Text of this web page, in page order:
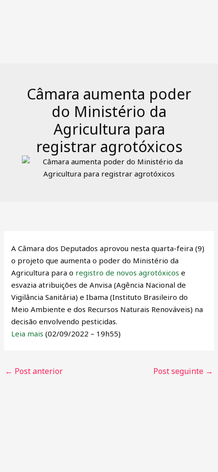
Câmara aumenta poder
do Ministério da
Agricultura para
registrar agrotóxicos
A Câmara dos Deputados aprovou nesta quarta-feira (9)
o projeto que aumenta o poder do Ministério da
Agricultura para o registro de novos agrotóxicos e
esvazia atribuições de Anvisa (Agência Nacional de
Vigilância Sanitária) e Ibama (Instituto Brasileiro do
Meio Ambiente e dos Recursos Naturais Renováveis) na
decisão envolvendo pesticidas.
Leia mais (02/09/2022 – 19h55)
← Post anterior Post seguinte →